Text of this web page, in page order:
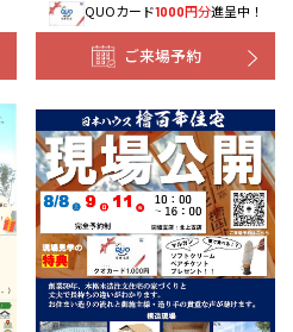
QUOカード1000円分進呈中！
ご来場予約